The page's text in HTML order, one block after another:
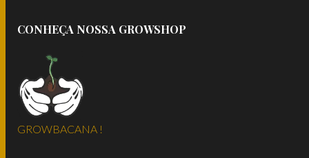
CONHEÇA NOSSA GROWSHOP
GROWBACANA !